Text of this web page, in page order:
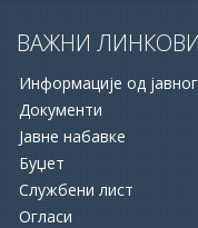
ВАЖНИ ЛИНКОВИ
Информације од јавног
Документи
Јавне набавке
Буџет
Службени лист
Огласи
16.06.2026.